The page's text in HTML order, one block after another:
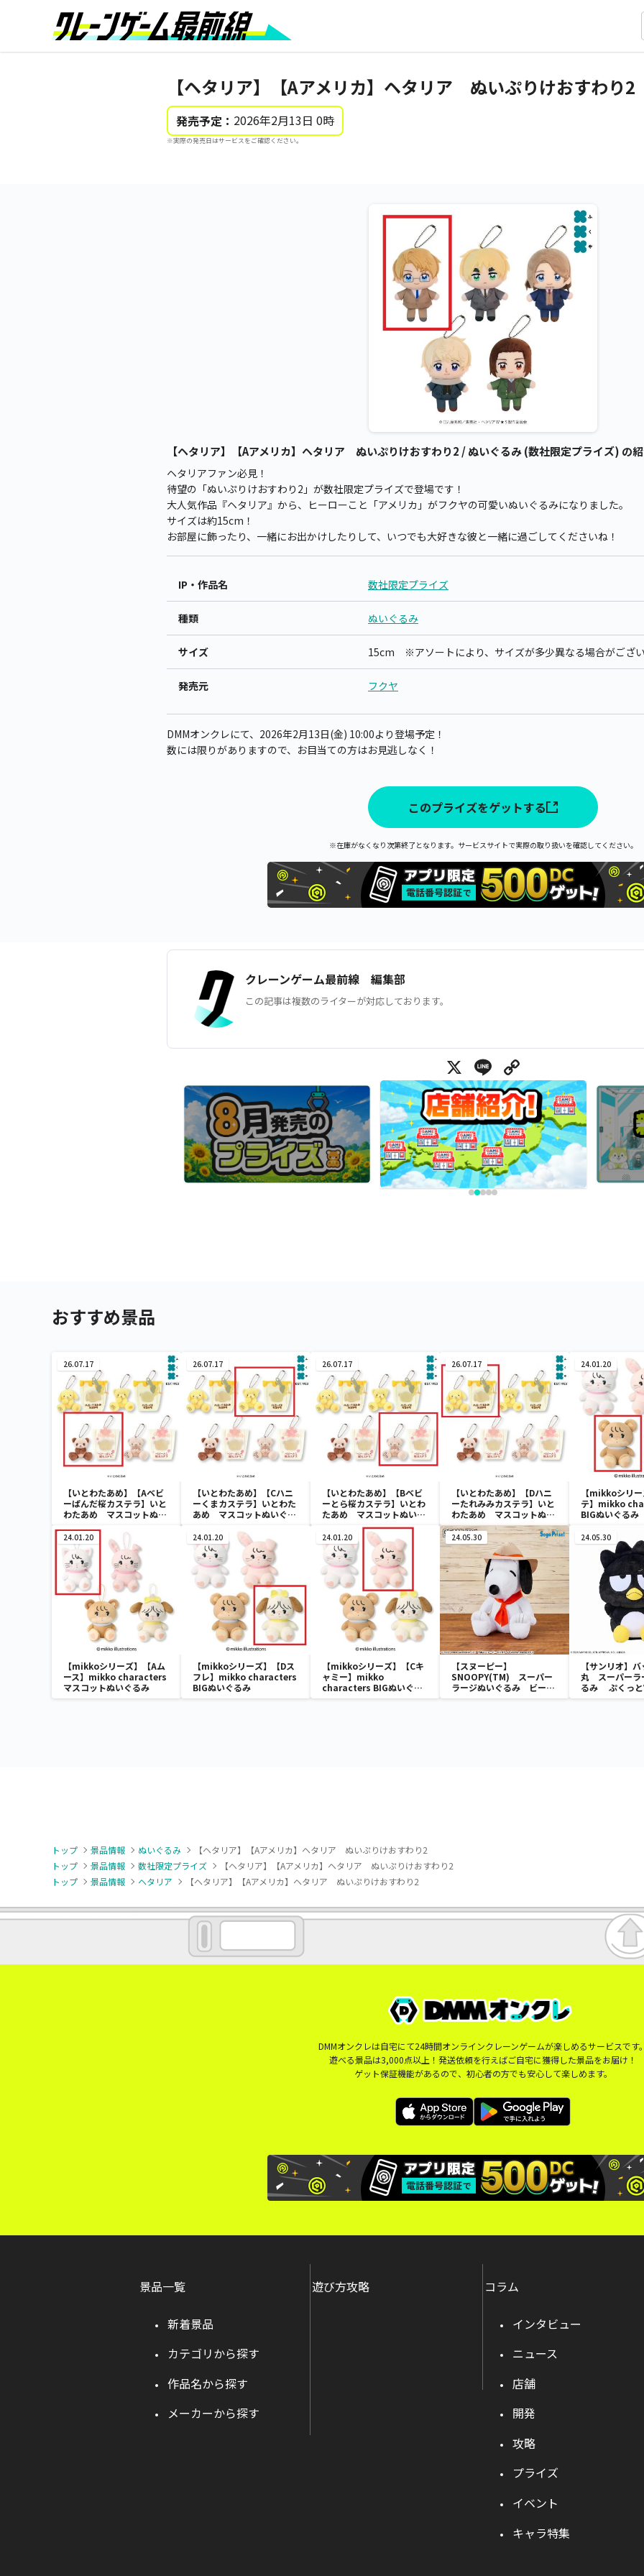
【ヘタリア】【Aアメリカ】ヘタリア ぬいぷりけおすわり2
発売予定： 2026年2月13日 0時
※実際の発売日はサービスをご確認ください。
【ヘタリア】【Aアメリカ】ヘタリア ぬいぷりけおすわり2 / ぬいぐるみ (数社限定プライズ) の
ヘタリアファン必見！
待望の「ぬいぷりけおすわり2」が数社限定プライズで登場です！
大人気作品『ヘタリア』から、ヒーローこと「アメリカ」がフクヤの可愛いぬいぐるみになりました。
サイズは約15cm！
お部屋に飾ったり、一緒にお出かけしたりして、いつでも大好きな彼と一緒に過ごしてくださいね！
IP・作品名 数社限定プライズ
種類 ぬいぐるみ
サイズ 15cm ※アソートにより、サイズが多少異なる場合がござ
発売元 フクヤ
DMMオンクレにて、2026年2月13日(金) 10:00より登場予定！
数には限りがありますので、お目当ての方はお見逃しなく！
このプライズをゲットする
※在庫がなくなり次第終了となります。サービスサイトで実際の取り扱いを確認してください。
クレーンゲーム最前線 編集部
この記事は複数のライターが対応しております。
X Line
おすすめ景品
26.07.17
【いとわたあめ】【Aベビ
ーぱんだ桜カステラ】いと
わたあめ マスコットぬい
26.07.17
【いとわたあめ】【Cハニ
ーくまカステラ】いとわた
あめ マスコットぬいぐる
26.07.17
【いとわたあめ】【Bベビ
ーとら桜カステラ】いとわ
たあめ マスコットぬいぐ
26.07.17
【いとわたあめ】【Dハニ
ーたれみみカステラ】いと
わたあめ マスコットぬい
ぐるみ2
24.01.20
【mikkoシリ
テ】mikko
BIGぬいぐるみ
24.01.20
【mikkoシリーズ】【Aム
ース】mikko characters
マスコットぬいぐるみ
24.01.20
【mikkoシリーズ】【Dス
フレ】mikko characters
BIGぬいぐるみ
24.01.20
【mikkoシリーズ】【Cキ
ャミー】mikko
characters BIGぬいぐる
み
24.05.30
【スヌーピー】
SNOOPY(TM) スーパー
ラージぬいぐるみ ビーグ
ル・スカウト
24.05.30
【サンリオ】
丸 スーパーラ
るみ ぷくっと
トップ 景品情報 ぬいぐるみ
【ヘタリア】【Aアメリカ】ヘタリア ぬいぷりけおすわり2
トップ
景品情報 数社限定プライズ
【ヘタリア】【Aアメリカ】ヘタリア ぬいぷりけおすわり2
トップ
景品情報 ヘタリア 【ヘタリア】【Aアメリカ】ヘタリア ぬいぷりけおすわり2
DMMオンクレは自宅にて24時間オンラインクレーンゲームが楽しめるサービスです
遊べる景品は3,000点以上！発送依頼を行えばご自宅に獲得した景品をお届け！
ゲット保証機能があるので、初心者の方でも安心して楽しめます。
景品一覧
新着景品
カテゴリから探す
作品名から探す
メーカーから探す
遊び方攻略 コラム
インタビュー
ニュース
店舗
開発
攻略
プライズ
イベント
キャラ特集